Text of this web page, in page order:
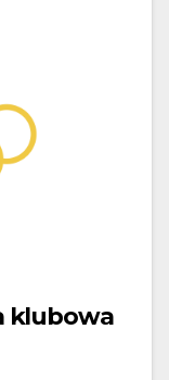
klubowa